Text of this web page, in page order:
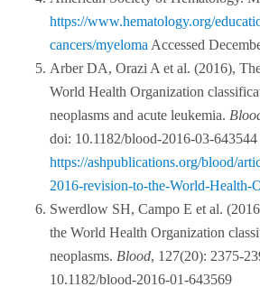
https://www.hematology.org/
cancers/myeloma Accessed
Arber DA, Orazi A et al. (2016),
World Health Organization
neoplasms and acute leukemia.
doi: 10.1182/blood-2016-03-643544
https://ashpublications.org/blood/
2016-revision-to-the-World-Health-
Swerdlow SH, Campo E et al.
the World Health Organization
neoplasms. Blood, 127(20): 2375-
10.1182/blood-2016-01-643569